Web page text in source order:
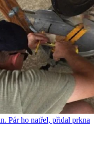
Pár ho natřel, přidal prkna